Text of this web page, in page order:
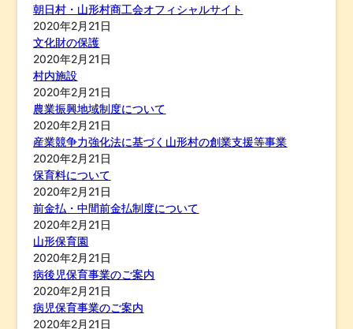
朝日村・山形村商工会オフィシャルサイト
2020年2月21日
文化財の保護
2020年2月21日
村内施設
2020年2月21日
農業振興地域制度について
2020年2月21日
産業競争力強化法に基づく山形村の創業支援等事業
2020年2月21日
保育料について
2020年2月21日
前金払・中間前金払制度について
2020年2月21日
山形保育園
2020年2月21日
病後児保育事業のご案内
2020年2月21日
病児保育事業のご案内
2020年2月21日